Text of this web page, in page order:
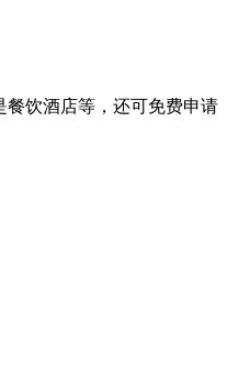
饮酒店等，还可免费申请